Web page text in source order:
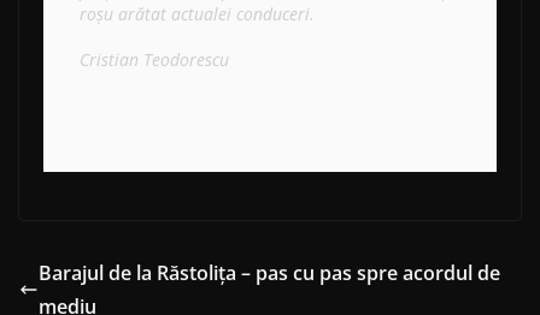
roșu arătat actualei conduceri.
Cristian Teodorescu
Barajul de la Răstolița – pas cu pas spre acordul de
mediu